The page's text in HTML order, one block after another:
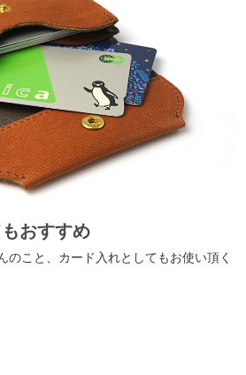
おすすめ
のこと、カード入れとしてもお使い頂く